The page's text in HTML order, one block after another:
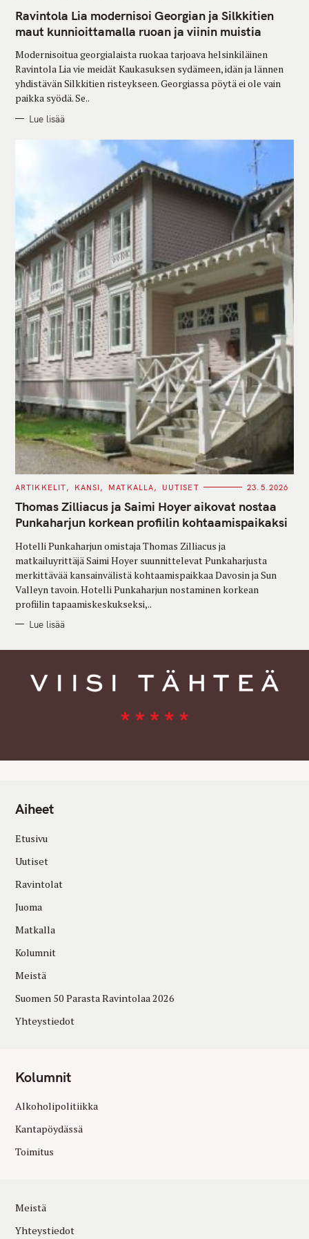
T
E
G
O
I
S
Ravintola Lia modernisoi Georgian ja Silkkitien
maut kunnioittamalla ruoan ja viinin muistia
Modernisoitua georgialaista ruokaa tarjoava helsinkiläinen
Ravintola Lia vie meidät Kaukasuksen sydämeen, idän ja lännen
yhdistävän Silkkitien risteykseen. Georgiassa pöytä ei ole vain
paikka syödä. Se..
Lue lisää
C
T
E
G
O
I
E
S
ARTIKKELIT KANSI MATKALLA UUTISET 23.5.2026
Thomas Zilliacus ja Saimi Hoyer aikovat nostaa
Punkaharjun korkean profiilin kohtaamispaikaksi
Hotelli Punkaharjun omistaja Thomas Zilliacus ja
matkailuyrittäjä Saimi Hoyer suunnittelevat Punkaharjusta
merkittävää kansainvälistä kohtaamispaikkaa Davosin ja Sun
Valleyn tavoin. Hotelli Punkaharjun nostaminen korkean
profiilin tapaamiskeskukseksi,..
Lue lisää
Aiheet
Etusivu
Uutiset
Ravintolat
Juoma
Matkalla
Kolumnit
Meistä
Suomen 50 Parasta Ravintolaa 2026
Yhteystiedot
Kolumnit
Alkoholipolitiikka
Kantapöydässä
Toimitus
Meistä
Yhteystiedot